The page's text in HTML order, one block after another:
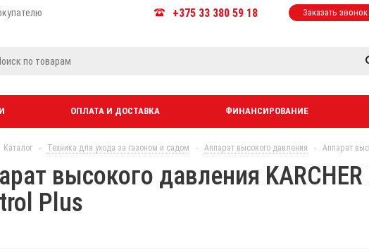
+375 33 380 59 18 Заказать звонок
ОПЛАТА И ДОСТАВКА ФИНАНСИРОВАНИЕ
Каталог - Техника для ухода за газоном и садом - Аппарат высокого давления - Аппарат
высокого давления KARCHER
Plus